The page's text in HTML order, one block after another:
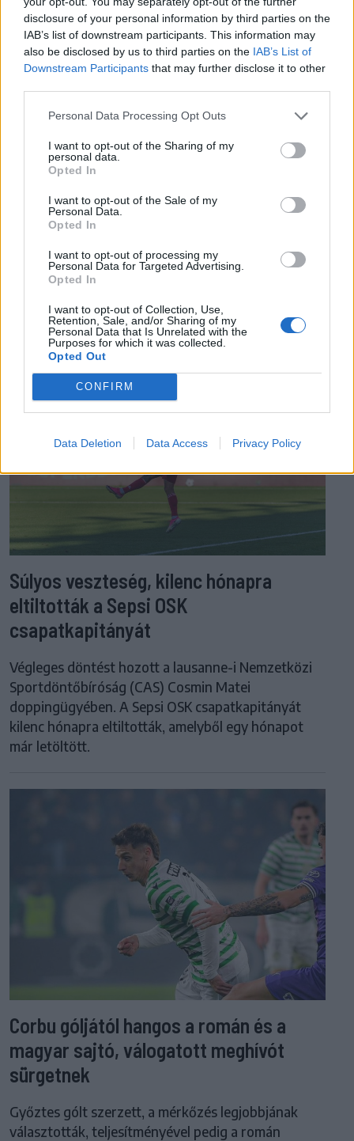
disclosure of your personal information by third parties on the
IAB’s list of downstream participants. This information may
also be disclosed by us to third parties on the IAB’s List of
Downstream Participants that may further disclose it to other
Personal Data Processing Opt Outs
I want to opt-out of the Sharing of my
personal data.
Opted In
I want to opt-out of the Sale of my
Personal Data.
Opted In
I want to opt-out of processing my
Personal Data for Targeted Advertising.
Opted In
I want to opt-out of Collection, Use,
Retention, Sale, and/or Sharing of my
Personal Data that Is Unrelated with the
Purposes for which it was collected.
Opted Out
CONFIRM
Data Deletion Data Access Privacy Policy
FŐTÉR
Már csak 4-5 napig működhet a jelenlegi
körülmények között a cernavodai
Százszázalékos kamatra adott kölcsönt a
letartóztatott uzsorás. Akár 40 fok is várható
vasárnap a nyugati országrészben.
EZ IS ÉRDEKELHETI
Súlyos veszteség, kilenc hónapra
eltiltották a Sepsi OSK
csapatkapitányát
Végleges döntést hozott a lausanne-i Nemzetközi
Sportdöntőbíróság (CAS) Cosmin Matei
doppingügyében. A Sepsi OSK csapatkapitányát
kilenc hónapra eltiltották, amelyből egy hónapot
már letöltött.
Corbu góljától hangos a román és a
magyar sajtó, válogatott meghívót
sürgetnek
Győztes gólt szerzett, a mérkőzés legjobbjának
választották, teljesítményével pedig a román